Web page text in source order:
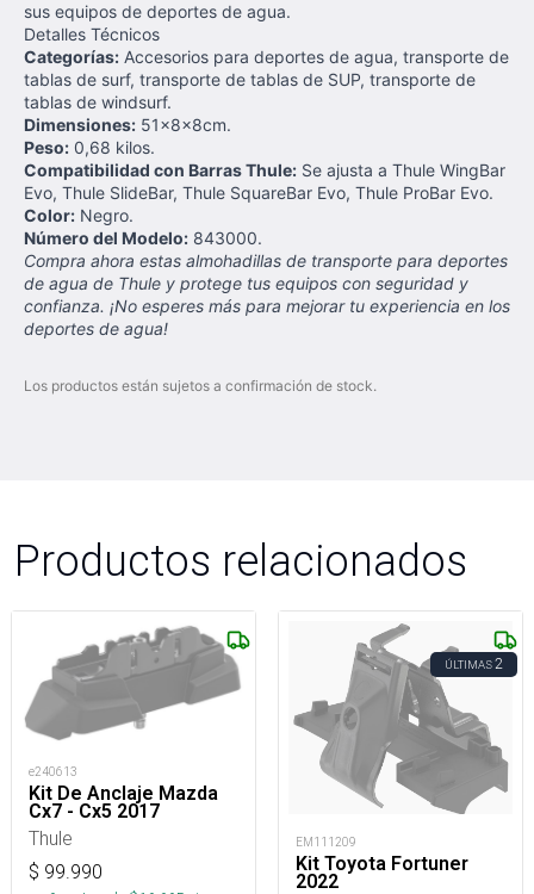
sus equipos de deportes de agua.
Detalles Técnicos
Categorías: Accesorios para deportes de agua, transporte de
tablas de surf, transporte de tablas de SUP, transporte de
tablas de windsurf.
Dimensiones: 51x8x8cm.
Peso: 0,68 kilos.
Compatibilidad con Barras Thule: Se ajusta a Thule WingBar
Evo, Thule SlideBar, Thule SquareBar Evo, Thule ProBar Evo.
Color: Negro.
Número del Modelo: 843000.
Compra ahora estas almohadillas de transporte para deportes
de agua de Thule y protege tus equipos con seguridad y
confianza. ¡No esperes más para mejorar tu experiencia en los
deportes de agua!
Los productos están sujetos a confirmación de stock.
Productos relacionados
e240613
Kit De Anclaje Mazda
Cx7 - Cx5 2017
Thule
$ 99.990
ÚLTIMAS2
EM111209
Kit Toyota Fortuner
2022